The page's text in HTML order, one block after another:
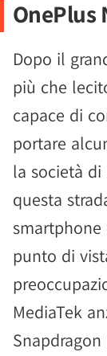
OnePlus
Dopo il
più che
capace di
portare
la società di
questa
punto di
MediaTek